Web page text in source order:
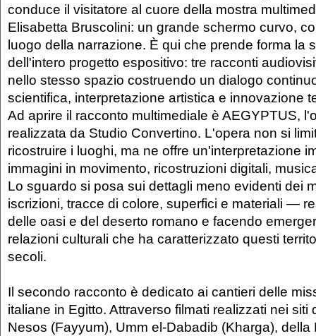
conduce il visitatore al cuore della mostra
Elisabetta Bruscolini: un grande schermo curvo,
luogo della narrazione. È qui che prende forma la
dell'intero progetto espositivo: tre racconti
nello stesso spazio costruendo un dialogo
scientifica, interpretazione artistica e innovazione
Ad aprire il racconto multimediale è AEGYPTUS,
realizzata da Studio Convertino. L'opera non si
ricostruire i luoghi, ma ne offre un'interpretazione
immagini in movimento, ricostruzioni digitali,
Lo sguardo si posa sui dettagli meno evidenti dei
iscrizioni, tracce di colore, superfici e materiali —
delle oasi e del deserto romano e facendo
relazioni culturali che ha caratterizzato questi
secoli.
Il secondo racconto è dedicato ai cantieri delle
italiane in Egitto. Attraverso filmati realizzati nei siti
Nesos (Fayyum), Umm el-Dabadib (Kharga), della